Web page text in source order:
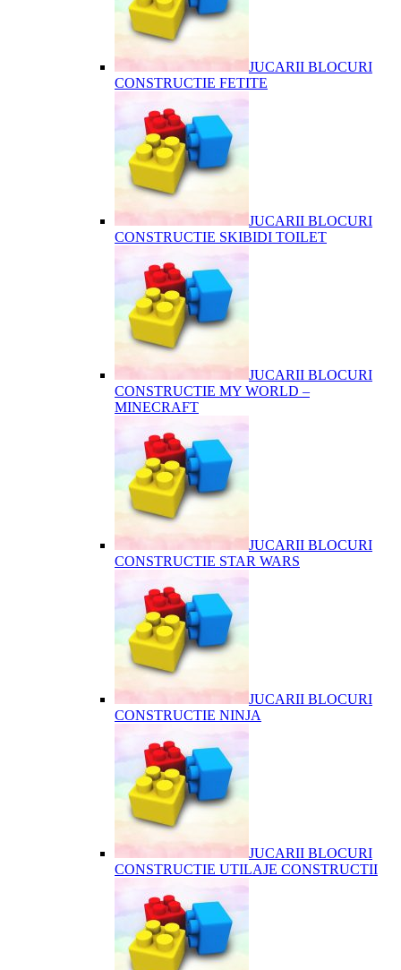
JUCARII BLOCURI
CONSTRUCTIE FETITE
JUCARII BLOCURI
CONSTRUCTIE SKIBIDI TOILET
JUCARII BLOCURI
CONSTRUCTIE MY WORLD –
MINECRAFT
JUCARII BLOCURI
CONSTRUCTIE STAR WARS
JUCARII BLOCURI
CONSTRUCTIE NINJA
JUCARII BLOCURI
CONSTRUCTIE UTILAJE CONSTRUCTII